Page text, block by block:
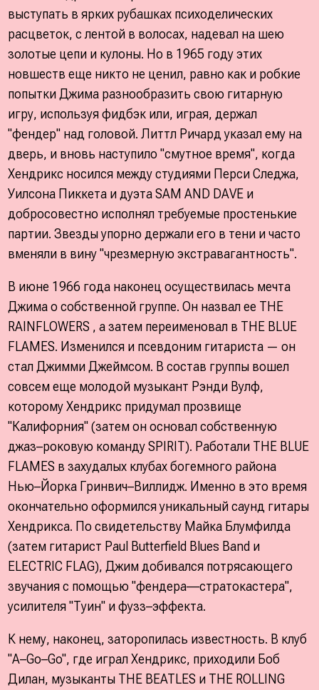
выступать в ярких рубашках психоделических
расцветок, с лентой в волосах, надевал на шею
золотые цепи и кулоны. Но в 1965 году этих
новшеств еще никто не ценил, равно как и робкие
попытки Джима разнообразить свою гитарную
игру, используя фидбэк или, играя, держал
"фендер" над головой. Литтл Ричард указал ему на
дверь, и вновь наступило "смутное время", когда
Хендрикс носился между студиями Перси Следжа,
Уилсона Пиккета и дуэта SAM AND DAVE и
добросовестно исполнял требуемые простенькие
партии. Звезды упорно держали его в тени и часто
вменяли в вину "чрезмерную экстравагантность".
В июне 1966 года наконец осуществилась мечта
Джима о собственной группе. Он назвал ее THE
RAINFLOWERS , а затем переименовал в THE BLUE
FLAMES. Изменился и псевдоним гитариста — он
стал Джимми Джеймсом. В состав группы вошел
совсем еще молодой музыкант Рэнди Вулф,
которому Хендрикс придумал прозвище
"Калифорния" (затем он основал собственную
джаз–роковую команду SPIRIT). Работали THE BLUE
FLAMES в захудалых клубах богемного района
Нью–Йорка Гринвич–Виллидж. Именно в это время
окончательно оформился уникальный саунд гитары
Хендрикса. По свидетельству Майка Блумфилда
(затем гитарист Paul Butterfield Blues Band и
ELECTRIC FLAG), Джим добивался потрясающего
звучания с помощью "фендера––стратокастера",
усилителя "Туин" и фузз–эффекта.
К нему, наконец, заторопилась известность. В клуб
"А–Go–Go", где играл Хендрикс, приходили Боб
Дилан, музыканты THE BEATLES и THE ROLLING